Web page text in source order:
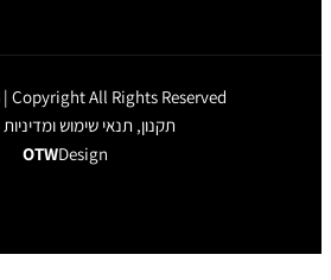
Danmar 2026 | Copyright All Rights
תקנון, תנאי שימוש ומדיניות פרטיות